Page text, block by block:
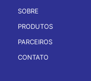
SOBRE
PRODUTOS
PARCEIROS
CONTATO